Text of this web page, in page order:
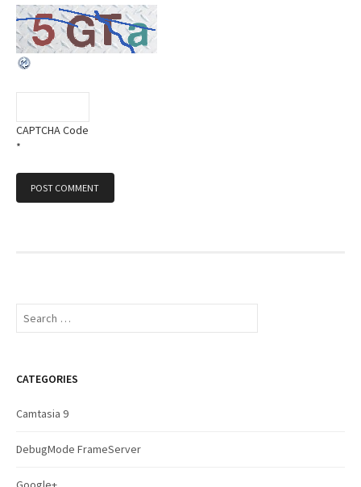
CAPTCHA Code
*
S
c
f
r
CATEGORIES
Camtasia 9
DebugMode FrameServer